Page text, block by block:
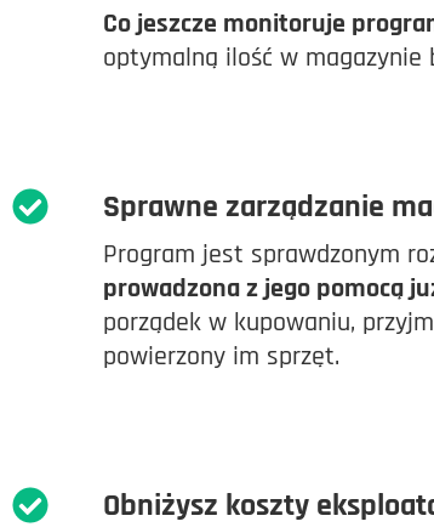
Co jeszcze monitoruje
optymalną ilość w magazynie
Sprawne zarządzanie
Program jest sprawdzonym
prowadzona z jego pomocą
porządek w kupowaniu,
powierzony im sprzęt.
Obniżysz koszty